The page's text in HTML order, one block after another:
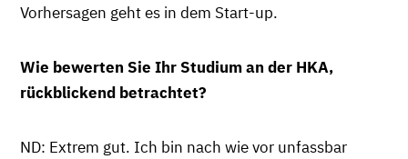
Vorhersagen geht es in dem Start-up.
Wie bewerten Sie Ihr Studium an der HKA,
rückblickend betrachtet?
ND: Extrem gut. Ich bin nach wie vor unfassbar